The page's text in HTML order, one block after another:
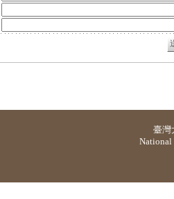
臺灣
National